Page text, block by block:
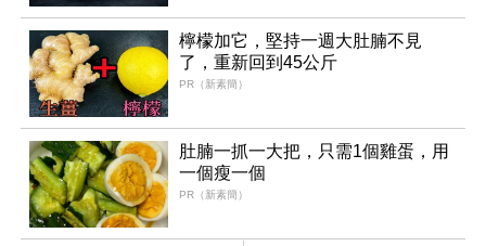
檸檬加它，堅持一週大肚腩不見
了，重新回到45公斤
PR（新素簡）
肚腩一抓一大把，只需1個雞蛋，用
一個瘦一個
PR（新素簡）